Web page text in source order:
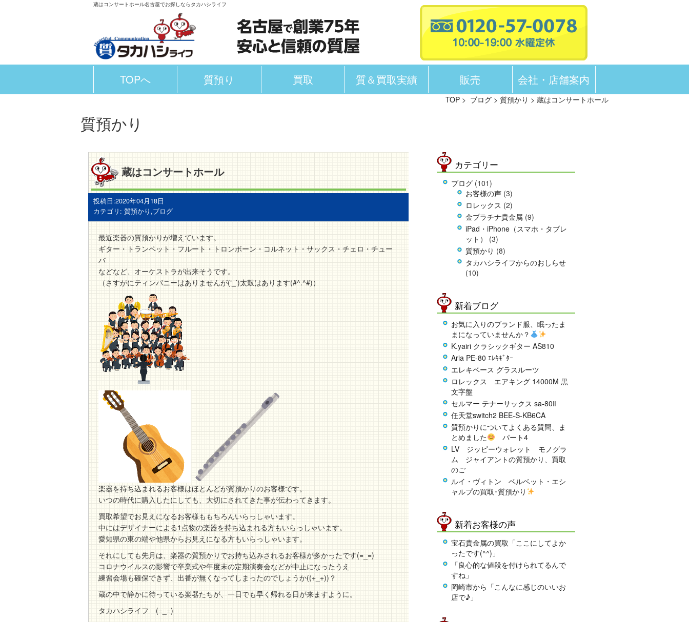
蔵はコンサートホール名古屋でお探しならタカハシライフ
TOPへ 質預り 買取 質＆買取実績 販売 会社・店舗案内
TOP> ブログ> 質預かり > 蔵はコンサートホール
質預かり
蔵はコンサートホール
投稿日:2020年04月18日
カテゴリ: 質預かり ,ブログ
最近楽器の質預かりが増えています。
ギター・トランペット・フルート・トロンボーン・コルネット・サックス・チェロ・チュー
バ
などなど、オーケストラが出来そうです。
（さすがにティンパニーはありませんが(‘_’)太鼓はあります(#^.^#)）
楽器を持ち込まれるお客様はほとんどが質預かりのお客様です。
いつの時代に購入したにしても、大切にされてきた事が伝わってきます。
買取希望でお見えになるお客様ももちろんいらっしゃいます。
中にはデザイナーによる1点物の楽器を持ち込まれる方もいらっしゃいます。
愛知県の東の端や他県からお見えになる方もいらっしゃいます。
それにしても先月は、楽器の質預かりでお持ち込みされるお客様が多かったです(=_=)
コロナウイルスの影響で卒業式や年度末の定期演奏会などが中止になったうえ
練習会場も確保できず、出番が無くなってしまったのでしょうか((+_+))？
蔵の中で静かに待っている楽器たちが、一日でも早く帰れる日が来ますように。
タカハシライフ (=_=)
カテゴリー
ブログ(101)
お客様の声(3)
ロレックス (2)
金プラチナ貴金属 (9)
iPad・iPhone（スマホ・タブレ
ット）
(3)
質預かり (8)
タカハシライフからのおしらせ
(10)
新着ブログ
お気に入りのブランド服、眠ったま
まになっていませんか？
K.yairi クラシックギター AS810
Aria PE-80 ｴﾚｷｷﾞﾀｰ
エレキベース グラスルーツ
ロレックス エアキング 14000M 黒
文字盤
セルマー テナーサックス sa-80Ⅱ
任天堂switch2 BEE-S-KB6CA
質預かりについてよくある質問、ま
とめました
パート4
LV ジッピーウォレット モノグラ
ム ジャイアントの質預かり、買取
のご
ルイ・ヴィトン ベルベット・エシ
ャルプの買取･質預かり
新着お客様の声
宝石貴金属の買取「ここにしてよか
ったです(^^)」
「良心的な値段を付けられてるんで
すね」
岡崎市から「こんなに感じのいいお
店で♪」